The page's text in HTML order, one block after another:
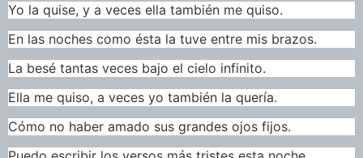
Yo la quise, y a veces ella también me quiso.
En las noches como ésta la tuve entre mis brazos.
La besé tantas veces bajo el cielo infinito.
Ella me quiso, a veces yo también la quería.
Cómo no haber amado sus grandes ojos fijos.